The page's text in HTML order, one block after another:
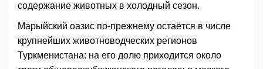
содержание животных в холодный сезон.
Марыйский оазис по-прежнему остаётся в числе
крупнейших животноводческих регионов
Туркменистана: на его долю приходится около